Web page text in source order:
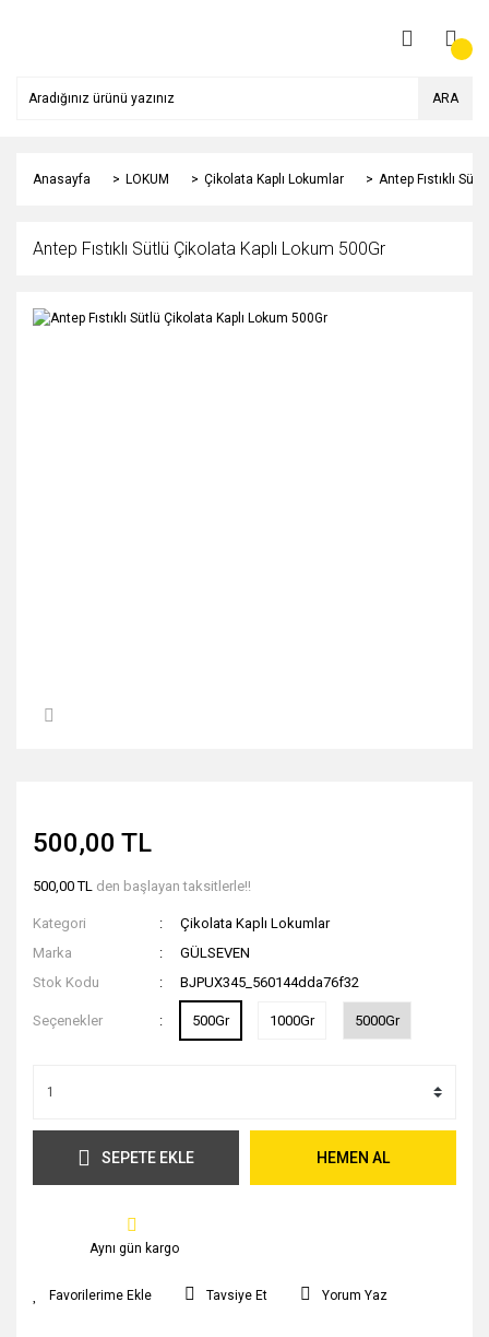
ARA
Anasayfa LOKUM Çikolata Kaplı Lokumlar Antep Fıstıklı
Antep Fıstıklı Sütlü Çikolata Kaplı Lokum 500Gr
500,00 TL
500,00 TL den başlayan taksitlerle!!
Kategori
Çikolata Kaplı Lokumlar
Marka
GÜLSEVEN
Stok Kodu
BJPUX345_560144dda76f32
Seçenekler 500Gr 1000Gr 5000Gr
SEPETE EKLE HEMEN AL
Aynı gün kargo
Tavsiye Et Yorum Yaz